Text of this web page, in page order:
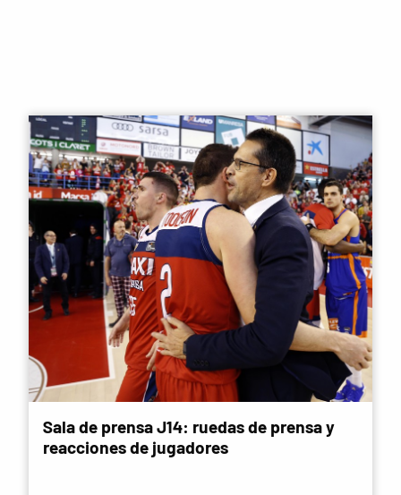
Sala de prensa J14: ruedas de prensa y
reacciones de jugadores